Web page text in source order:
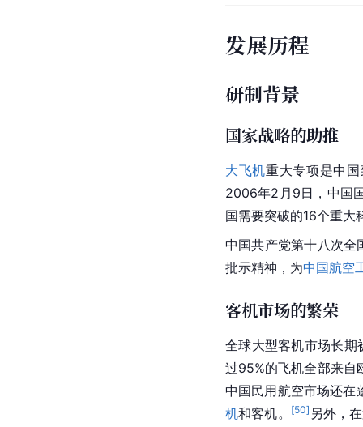
发展历程
研制背景
国家战略的助推
大飞机重大专项是中
2006年2月9日，中国
国需要突破的16个重大
中国共产党第十八次全
批示精神，为中国航空
客机市场的繁荣
全球大型客机市场长期
过95%的飞机全部来自
中国民用航空市场还在
机和客机。 [50] 另外，